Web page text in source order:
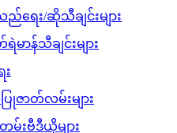
ရေး/ဆိုသီချင်းများ
မာန်သီချင်းများ
း
ဇာတ်လမ်းများ
မ်းဗီဒီယိုများ